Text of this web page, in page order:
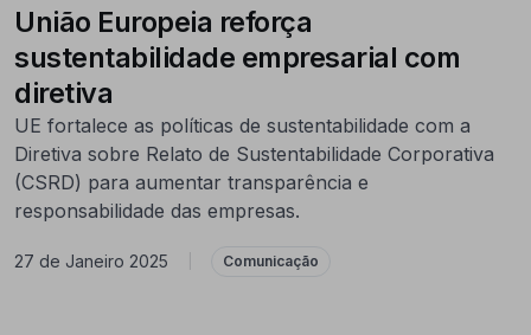
União Europeia reforça
sustentabilidade empresarial com
diretiva
UE fortalece as políticas de sustentabilidade com a
Diretiva sobre Relato de Sustentabilidade Corporativa
(CSRD) para aumentar transparência e
responsabilidade das empresas.
27 de Janeiro 2025 Comunicação